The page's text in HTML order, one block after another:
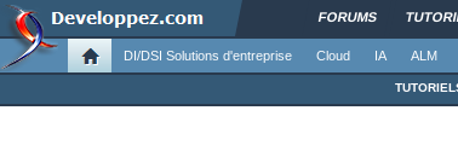
FORUMS
DI/DSI Solutions d'entreprise Cloud IA ALM